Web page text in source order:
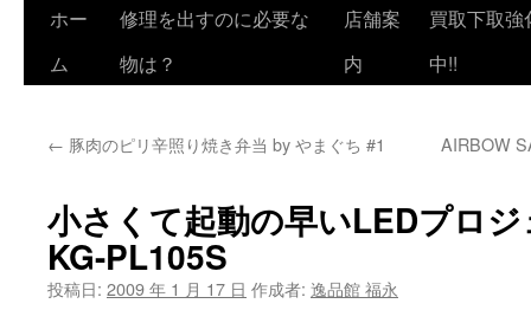
ホー
ム
修理を出すのに必要な
物は？
店舗案
内
買取下取強
中!!
← 豚肉のピリ辛照り焼き弁当 by やまぐち #1 AIRBOW
小さくて起動の早いLEDプロ
KG-PL105S
投稿日: 2009 年 1 月 17 日 作成者: 逸品館 福永